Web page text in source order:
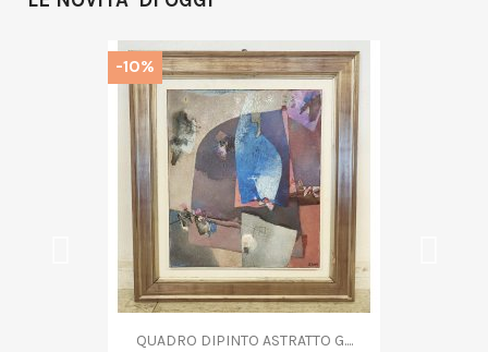
QUADRO DIPINTO ASTRATTO G....
-10%